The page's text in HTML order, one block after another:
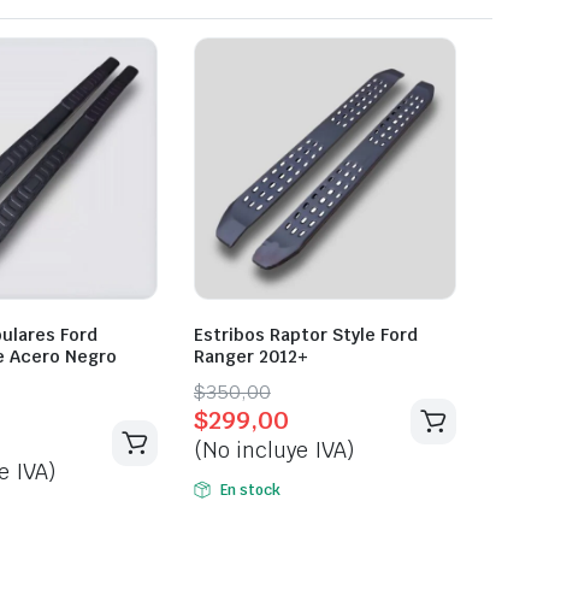
Ford
Acero Negro
IVA)
Estribos Raptor Style Ford
Ranger 2012+
$350,00
Original
price
was:
$350,00.
$299,00
Current
price
is:
$299,00.
(No incluye IVA)
En stock